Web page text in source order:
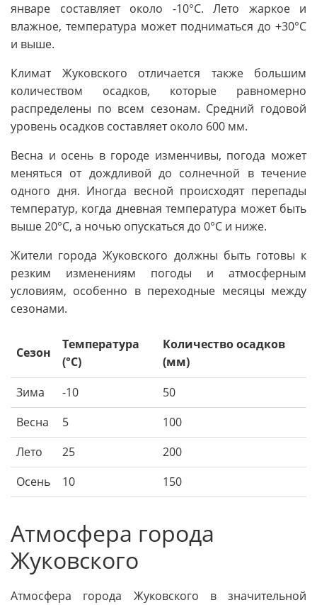
январе составляет около -10°C. Лето жаркое и
влажное, температура может подниматься до +30°C
и выше.
Климат Жуковского отличается также большим
количеством осадков, которые равномерно
распределены по всем сезонам. Средний годовой
уровень осадков составляет около 600 мм.
Весна и осень в городе изменчивы, погода может
меняться от дождливой до солнечной в течение
одного дня. Иногда весной происходят перепады
температур, когда дневная температура может быть
выше 20°C, а ночью опускаться до 0°C и ниже.
Жители города Жуковского должны быть готовы к
резким изменениям погоды и атмосферным
условиям, особенно в переходные месяцы между
сезонами.
Сезон
Температура
(°C)
Количество осадков
(мм)
Зима
-10
50
Весна
5
100
Лето
25
200
Осень
10 150
Атмосфера города
Жуковского
Атмосфера города Жуковского в значительной